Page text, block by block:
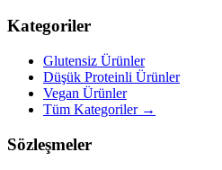
Kategoriler
Glutensiz Ürünler
Düşük Proteinli Ürünler
Vegan Ürünler
Tüm Kategoriler →
Sözleşmeler